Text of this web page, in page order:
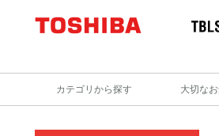
カテゴリから探す 大切な